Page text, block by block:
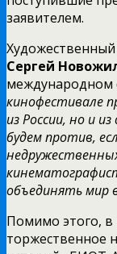
заявителем.
Сергей
международном
кинофестивале
из России, но и
будем против,
объединять мир
Помимо этого, в
торжественное